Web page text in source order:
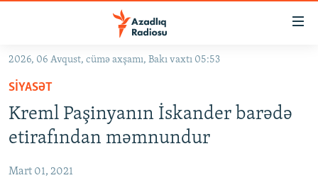
Əsas
qayıt
Əsas
naviqasiyaya
qayıt
GÜNDƏM
#İZAHLA
KORRUPSIOMETR
FƏRQƏ BAX
2026, 06 Avqust, cümə axşamı, Bakı vaxtı 05:53
SIYASƏT
Kreml Paşinyanın İskander barədə
etirafından məmnundur
Mart 01, 2021